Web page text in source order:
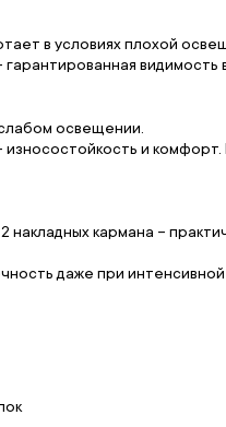
в условиях плохой
видимость
освещении.
и комфорт.
кармана –
даже при интенсивной